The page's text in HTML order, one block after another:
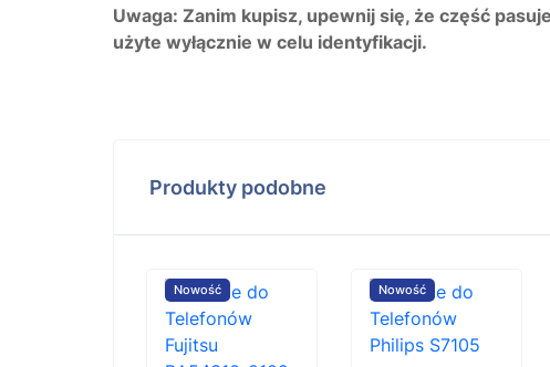
Uwaga: Zanim kupisz, upewnij się, że część
użyte wyłącznie w celu identyfikacji.
Produkty podobne
Nowość Nowość